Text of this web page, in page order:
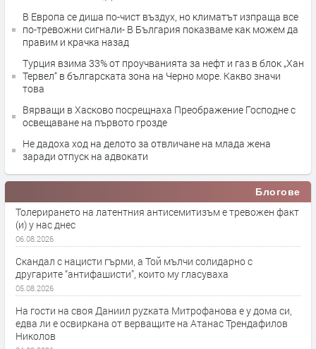
В Европа се диша по-чист въздух, но климатът изпраща все
по-тревожни сигнали- В България показваме как можем да
правим и крачка назад
Турция взима 33% от проучванията за нефт и газ в блок „Хан
Тервел“ в българската зона на Черно море. Какво значи
това
Вярващи в Хасково посрещнаха Преображение Господне с
освещаване на първото грозде
Не дадоха ход на делото за отвличане на млада жена
заради отпуск на адвокати
Блогове
Толерирането на латентния антисемитизъм е тревожен факт
(и) у нас днес
06.08.2026
Скандал с нацисти гърми, а Той мълчи солидарно с
другарите “антифашисти”, които му гласуваха
05.08.2026
На гости на своя Даниил руzката Митрофанова е у дома си,
едва ли е освиркана от верващите на Атанас Трендафилов
Николов